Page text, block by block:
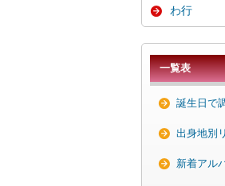
わ行
一覧表
誕生日で
出身地別
新着アル